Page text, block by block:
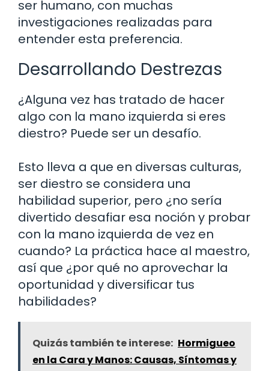
ser humano, con muchas
investigaciones realizadas para
entender esta preferencia.
Desarrollando Destrezas
¿Alguna vez has tratado de hacer
algo con la mano izquierda si eres
diestro? Puede ser un desafío.
Esto lleva a que en diversas culturas,
ser diestro se considera una
habilidad superior, pero ¿no sería
divertido desafiar esa noción y probar
con la mano izquierda de vez en
cuando? La práctica hace al maestro,
así que ¿por qué no aprovechar la
oportunidad y diversificar tus
habilidades?
Quizás también te interese: Hormigueo
en la Cara y Manos: Causas, Síntomas y